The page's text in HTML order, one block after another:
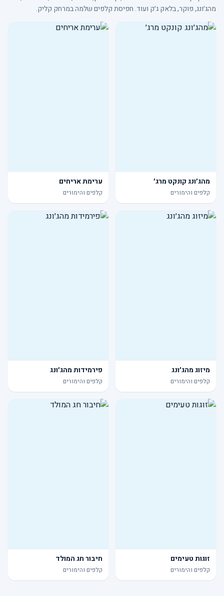
מהג׳ונג, פוקר, בלאק ג׳ק ועוד. חפיסת קלפים שלמה במרחק קליק.
מהג׳ונג קונקט מרג׳
קלפים והימורים
ערימת אריחים
קלפים והימורים
מיזוג מהג׳ונג
קלפים והימורים
פירמידות מהג׳ונג
קלפים והימורים
זוגות טעימים
קלפים והימורים
חיבור חג המולד
קלפים והימורים